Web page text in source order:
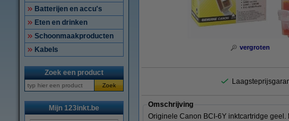
Batterijen en accu's
Eten en drinken
Schoonmaakproducten
Kabels
Zoek een product
Zoek
Mijn 123inkt.be
vergroten
Omschrijving
Originele Canon BCI-6Y inktcartridge